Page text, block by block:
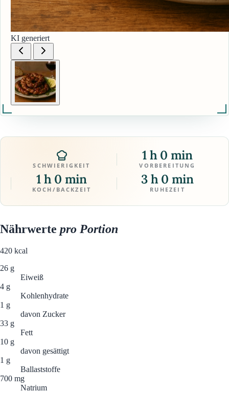
KI generiert
SCHWIERIGKEIT
1 h 0 min
VORBEREITUNG
1 h 0 min
KOCH/BACKZEIT
3 h 0 min
RUHEZEIT
Nährwerte pro Portion
420 kcal
26 g
Eiweiß
4 g
Kohlenhydrate
1 g
davon Zucker
33 g
Fett
10 g
davon gesättigt
1 g
Ballaststoffe
700 mg
Natrium